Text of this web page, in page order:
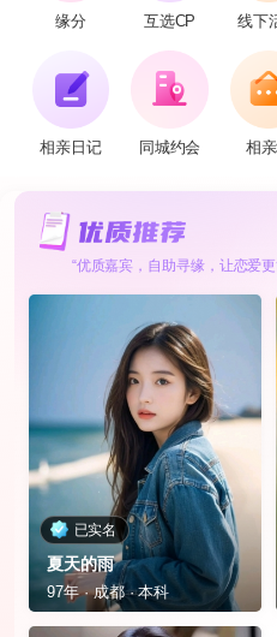
缘分 互选CP 线下
相亲日记 同城约会 相
“优质嘉宾，自助寻缘，让恋爱更
已实名
夏天的雨
97年 · 成都 · 本科